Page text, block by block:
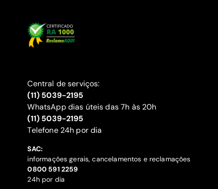
Central de serviços:
(11) 5039-2195
WhatsApp dias úteis das 7h às 20h
(11) 5039-2195
‍Telefone 24h por dia
SAC:
informações gerais, cancelamentos e reclamações
‍0800 591 2259
24h por dia